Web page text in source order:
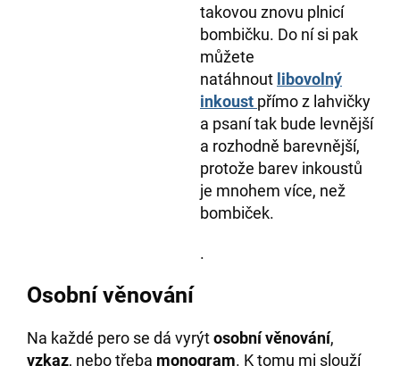
takovou znovu plnicí
bombičku. Do ní si pak
můžete
natáhnout libovolný
inkoust přímo z lahvičky
a psaní tak bude levnější
a rozhodně barevnější,
protože barev inkoustů
je mnohem více, než
bombiček.
.
Osobní věnování
Na každé pero se dá vyrýtosobní věnování,
vzkaz, nebo třeba monogram. K tomu mi slouží